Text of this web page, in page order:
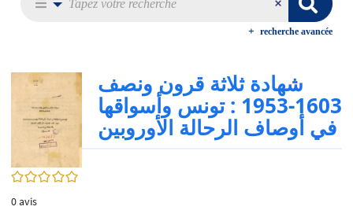
recherche avancée
0/5
0avis
شهادة ثلاثة قرون ونصف
1603-1953 : تونس وأسواقها
في أوصاف الرحالة الأوروبين